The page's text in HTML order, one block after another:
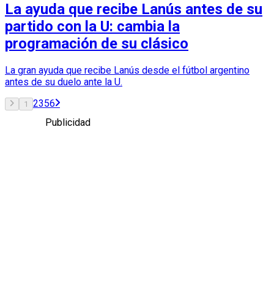
La ayuda que recibe Lanús antes de su
partido con la U: cambia la
programación de su clásico
La gran ayuda que recibe Lanús desde el fútbol argentino
antes de su duelo ante la U.
1 2356
Publicidad